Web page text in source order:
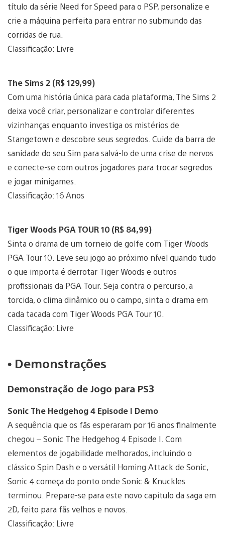
título da série Need for Speed para o PSP, personalize e
crie a máquina perfeita para entrar no submundo das
corridas de rua.
Classificação: Livre
The Sims 2 (R$ 129,99)
Com uma história única para cada plataforma, The Sims 2
deixa você criar, personalizar e controlar diferentes
vizinhanças enquanto investiga os mistérios de
Stangetown e descobre seus segredos. Cuide da barra de
sanidade do seu Sim para salvá-lo de uma crise de nervos
e conecte-se com outros jogadores para trocar segredos
e jogar minigames.
Classificação: 16 Anos
Tiger Woods PGA TOUR 10 (R$ 84,99)
Sinta o drama de um torneio de golfe com Tiger Woods
PGA Tour 10. Leve seu jogo ao próximo nível quando tudo
o que importa é derrotar Tiger Woods e outros
profissionais da PGA Tour. Seja contra o percurso, a
torcida, o clima dinâmico ou o campo, sinta o drama em
cada tacada com Tiger Woods PGA Tour 10.
Classificação: Livre
• Demonstrações
Demonstração de Jogo para PS3
Sonic The Hedgehog 4 Episode I Demo
A sequência que os fãs esperaram por 16 anos finalmente
chegou – Sonic The Hedgehog 4 Episode I. Com
elementos de jogabilidade melhorados, incluindo o
clássico Spin Dash e o versátil Homing Attack de Sonic,
Sonic 4 começa do ponto onde Sonic & Knuckles
terminou. Prepare-se para este novo capítulo da saga em
2D, feito para fãs velhos e novos.
Classificação: Livre